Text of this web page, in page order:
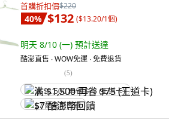
首購折扣價$220
40% $132 ($13.20/1個)
明天 8/10 (一) 預計送達
酷澎直售 ∙ WOW免運 ∙ 免費退貨
(5)
满 $1,500 再省 $75 (王道卡)
$7 酷澎幣回饋